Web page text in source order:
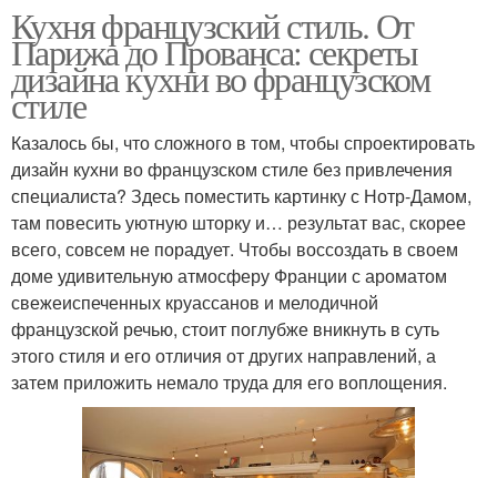
Кухня французский стиль. От
Парижа до Прованса: секреты
дизайна кухни во французском
стиле
Казалось бы, что сложного в том, чтобы спроектировать
дизайн кухни во французском стиле без привлечения
специалиста? Здесь поместить картинку с Нотр-Дамом,
там повесить уютную шторку и… результат вас, скорее
всего, совсем не порадует. Чтобы воссоздать в своем
доме удивительную атмосферу Франции с ароматом
свежеиспеченных круассанов и мелодичной
французской речью, стоит поглубже вникнуть в суть
этого стиля и его отличия от других направлений, а
затем приложить немало труда для его воплощения.